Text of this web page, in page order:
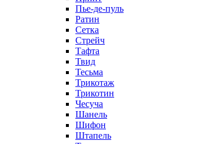
Пье-де-пуль
Ратин
Сетка
Стрейч
Тафта
Твид
Тесьма
Трикотаж
Трикотин
Чесуча
Шанель
Шифон
Штапель